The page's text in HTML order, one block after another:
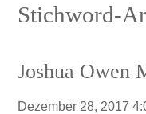
Stichword-
Joshua Owen
Dezember 28, 2017